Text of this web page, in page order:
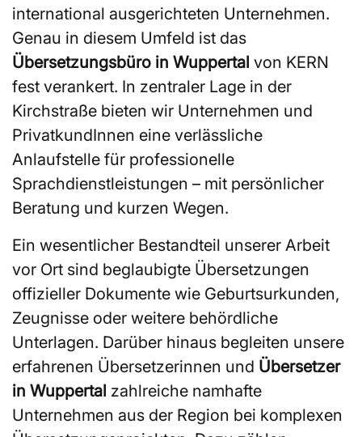
international ausgerichteten Unternehmen.
Genau in diesem Umfeld ist das
Übersetzungsbüro in Wuppertal von KERN
fest verankert. In zentraler Lage in der
Kirchstraße bieten wir Unternehmen und
PrivatkundInnen eine verlässliche
Anlaufstelle für professionelle
Sprachdienstleistungen – mit persönlicher
Beratung und kurzen Wegen.
Ein wesentlicher Bestandteil unserer Arbeit
vor Ort sind beglaubigte Übersetzungen
offizieller Dokumente wie Geburtsurkunden,
Zeugnisse oder weitere behördliche
Unterlagen. Darüber hinaus begleiten unsere
erfahrenen Übersetzerinnen und Übersetzer
in Wuppertal zahlreiche namhafte
Unternehmen aus der Region bei komplexen